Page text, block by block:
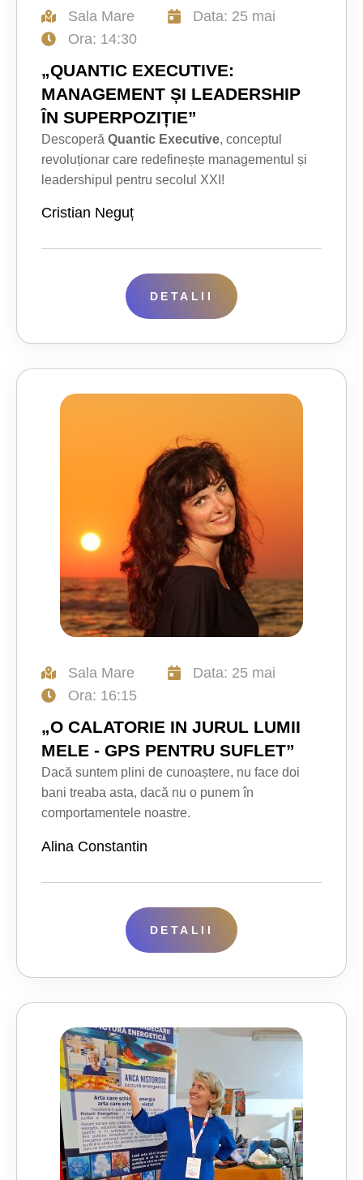
Sala Mare
Data: 25 mai
Ora: 14:30
„QUANTIC EXECUTIVE:
MANAGEMENT ȘI LEADERSHIP
ÎN SUPERPOZIȚIE”
Descoperă Quantic Executive, conceptul
revoluționar care redefinește managementul și
leadershipul pentru secolul XXI!
Cristian Neguț
DETALII
Sala Mare
Data: 25 mai
Ora: 16:15
„O CALATORIE IN JURUL LUMII
MELE - GPS PENTRU SUFLET”
Dacă suntem plini de cunoaștere, nu face doi
bani treaba asta, dacă nu o punem în
comportamentele noastre.
Alina Constantin
DETALII